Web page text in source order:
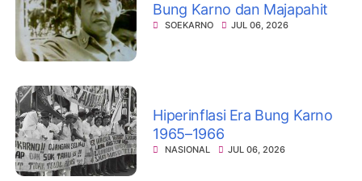
Bung Karno dan Majapahit
SOEKARNO JUL 06, 2026
Hiperinflasi Era Bung Karno
1965–1966
NASIONAL JUL 06, 2026